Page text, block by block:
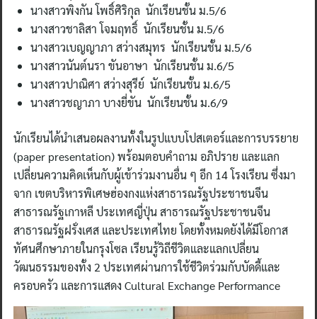
นางสาวพิงกัน โพธิ์ศิริกุล นักเรียนชั้น ม.5/6
นางสาวชาลิสา โจมฤทธิ์ นักเรียนชั้น ม.5/6
นางสาวเบญญาภา สว่างสมุทร นักเรียนชั้น ม.5/6
นางสาวนันต์นรา ขันอาษา นักเรียนชั้น ม.6/5
นางสาวปาณิศา สว่างสุรีย์ นักเรียนชั้น ม.6/5
นางสาวชญาภา บางยี่ขัน นักเรียนชั้น ม.6/9
นักเรียนได้นำเสนอผลงานทั้งในรูปแบบโปสเตอร์และการบรรยาย
(paper presentation) พร้อมตอบคำถาม อภิปราย และแลก
เปลี่ยนความคิดเห็นกับผู้เข้าร่วมงานอื่น ๆ อีก 14 โรงเรียน ซึ่งมา
จาก เขตบริหารพิเศษฮ่องกงแห่งสาธารณรัฐประชาชนจีน
สาธารณรัฐเกาหลี ประเทศญี่ปุ่น สาธารณรัฐประชาชนจีน
สาธารณรัฐฝรั่งเศส และประเทศไทย โดยทั้งหมดยังได้มีโอกาส
ทัศนศึกษาภายในกรุงโซล เรียนรู้วิถีชีวิตและแลกเปลี่ยน
วัฒนธรรมของทั้ง 2 ประเทศผ่านการใช้ชีวิตร่วมกับบัดดี้และ
ครอบครัว และการแสดง Cultural Exchange Performance